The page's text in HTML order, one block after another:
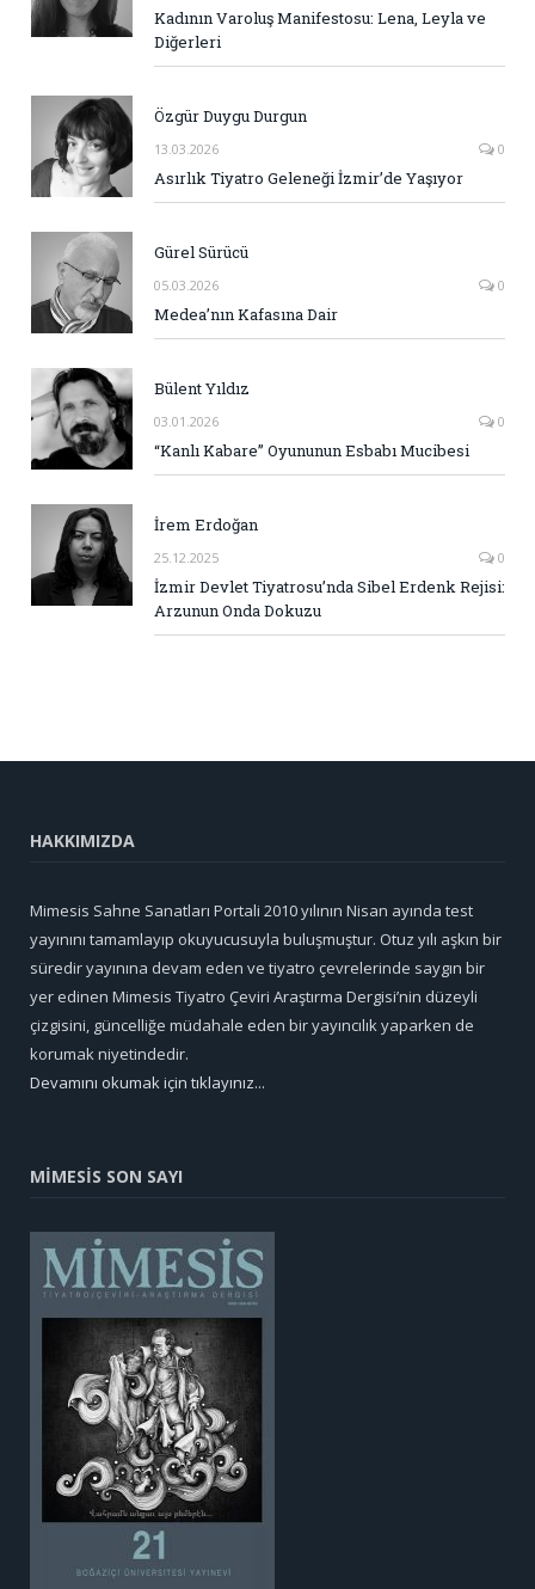
Kadının Varoluş Manifestosu: Lena, Leyla ve
Diğerleri
Özgür Duygu Durgun
13.03.2026 0
Asırlık Tiyatro Geleneği İzmir’de Yaşıyor
Gürel Sürücü
05.03.2026 0
Medea’nın Kafasına Dair
Bülent Yıldız
03.01.2026 0
“Kanlı Kabare” Oyununun Esbabı Mucibesi
İrem Erdoğan
25.12.2025 0
İzmir Devlet Tiyatrosu’nda Sibel Erdenk Rejisi:
Arzunun Onda Dokuzu
HAKKIMIZDA
Mimesis Sahne Sanatları Portali 2010 yılının Nisan ayında test
yayınını tamamlayıp okuyucusuyla buluşmuştur. Otuz yılı aşkın bir
süredir yayınına devam eden ve tiyatro çevrelerinde saygın bir
yer edinen Mimesis Tiyatro Çeviri Araştırma Dergisi’nin düzeyli
çizgisini, güncelliğe müdahale eden bir yayıncılık yaparken de
korumak niyetindedir.
Devamını okumak için tıklayınız...
MİMESİS SON SAYI